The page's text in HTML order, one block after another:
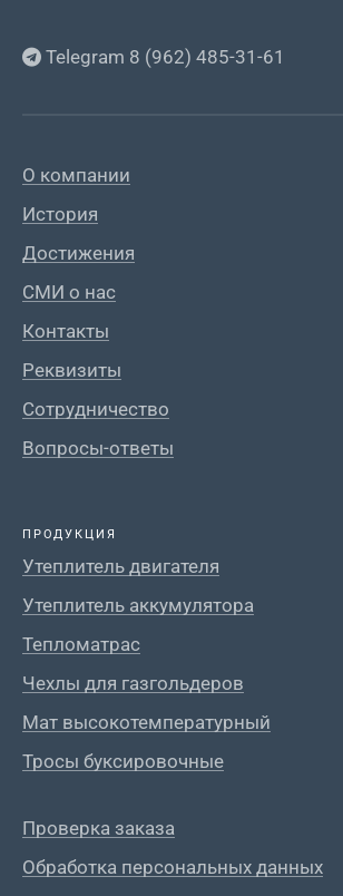
Telegram 8 (962) 485-31-61
О компании
История
Достижения
СМИ о нас
Контакты
Реквизиты
Сотрудничество
Вопросы-ответы
ПРОДУКЦИЯ
Утеплитель двигателя
Утеплитель аккумулятора
Тепломатрас
Чехлы для газгольдеров
Мат высокотемпературный
Тросы буксировочные
Проверка заказа
Обработка персональных данных